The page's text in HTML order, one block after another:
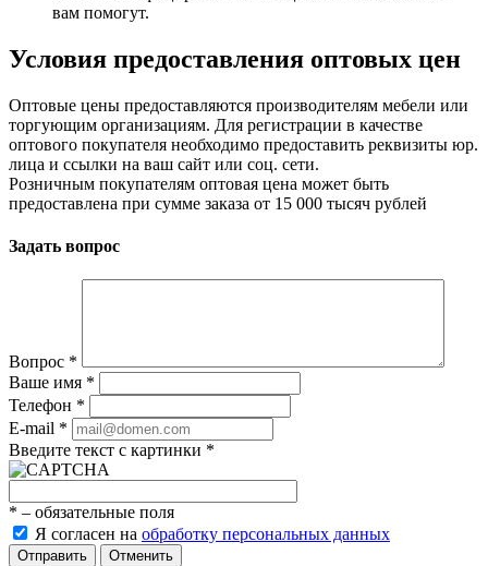
вам помогут.
Условия предоставления оптовых цен
Оптовые цены предоставляются производителям мебели или
торгующим организациям. Для регистрации в качестве
оптового покупателя необходимо предоставить реквизиты юр.
лица и ссылки на ваш сайт или соц. сети.
Розничным покупателям оптовая цена может быть
предоставлена при сумме заказа от 15 000 тысяч рублей
Задать вопрос
Вопрос *
Ваше имя *
Телефон *
E-mail *
Введите текст с картинки *
* – обязательные поля
Я согласен на обработку персональных данных
Отменить